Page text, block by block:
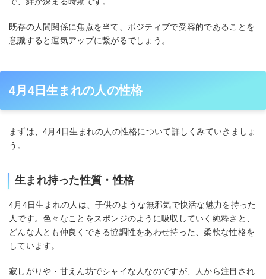
既存の人間関係に焦点を当て、ポジティブで受容的であることを
意識すると運気アップに繋がるでしょう。
4月4日生まれの人の性格
まずは、4月4日生まれの人の性格について詳しくみていきましょ
う。
生まれ持った性質・性格
4月4日生まれの人は、子供のような無邪気で快活な魅力を持った
人です。色々なことをスポンジのように吸収していく純粋さと、
どんな人とも仲良くできる協調性をあわせ持った、柔軟な性格を
しています。
寂しがりや・甘えん坊でシャイな人なのですが、人から注目され